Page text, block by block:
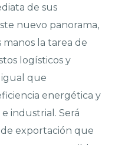
de sus
nuevo panorama,
la tarea de
logísticos y
igual que
energética y
industrial. Será
exportación que